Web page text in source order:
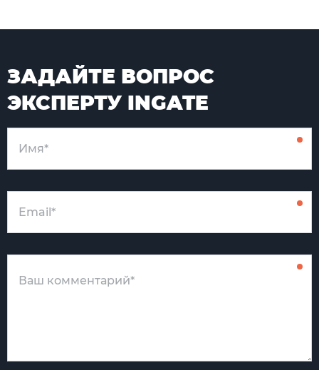
ЗАДАЙТЕ ВОПРОС
ЭКСПЕРТУ INGATE